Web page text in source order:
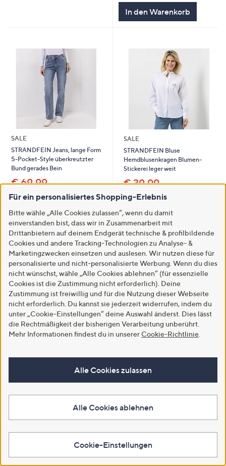
5
In den Warenkorb
SALE
STRANDFEIN Jeans, lange Form
5-Pocket-Style überkreutzter
Bund gerades Bein
€ 69,99
-41% € 119,99
von
5
(4)
Bewertungen
In den Warenkorb
SALE
STRANDFEIN Bluse
Hemdblusenkragen Blumen-
Stickerei leger weit
€ 39,99
5
In den Warenkorb
STRANDFEIN Shirt 1/2-Arm
Rundhalsausschnitt gestreift
Weitere Farben verfügbar
In den Warenkorb
SALE
STRANDFEIN Shirt, 1/1-Arm
€ 29,99
(3)
In den Warenkorb
Für ein personalisiertes Shopping-Erlebnis
Bitte wähle „Alle Cookies zulassen“, wenn du damit
einverstanden bist, dass wir in Zusammenarbeit mit
Drittanbietern auf deinem Endgerät technische & profilbildende
Cookies und andere Tracking-Technologien zu Analyse- &
Marketingzwecken einsetzen und auslesen. Wir nutzen diese für
personalisierte und nicht-personalisierte Werbung. Wenn du dies
nicht wünschst, wähle „Alle Cookies ablehnen“ (für essenzielle
Cookies ist die Zustimmung nicht erforderlich). Deine
Zustimmung ist freiwillig und für die Nutzung dieser Webseite
nicht erforderlich. Du kannst sie jederzeit widerrufen, indem du
unter „Cookie-Einstellungen“ deine Auswahl änderst. Dies lässt
die Rechtmäßigkeit der bisherigen Verarbeitung unberührt.
Mehr Informationen findest du in unserer Cookie-Richtlinie
Alle Cookies zulassen
Alle Cookies ablehnen
Cookie-Einstellungen